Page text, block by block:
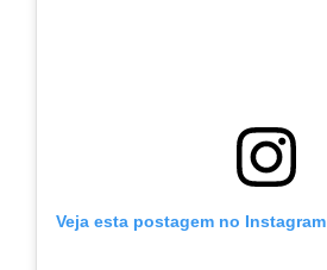
Veja esta postagem no Instagram